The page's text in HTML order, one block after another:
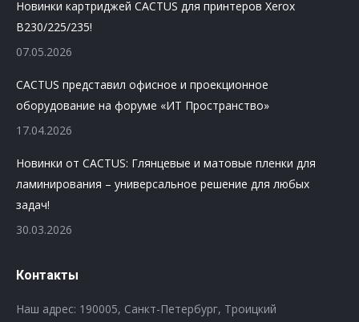
Новинки картриджей CACTUS для принтеров Xerox
B230/225/235!
07.05.2026
CACTUS представил офисное и проекционное
оборудование на форуме «ИТ Пространство»
17.04.2026
Новинки от CACTUS: Глянцевые и матовые пленки для
ламинирования – универсальное решение для любых
задач!
30.03.2026
Контакты
Наш адрес: 190005, Санкт-Петербург, Троицкий